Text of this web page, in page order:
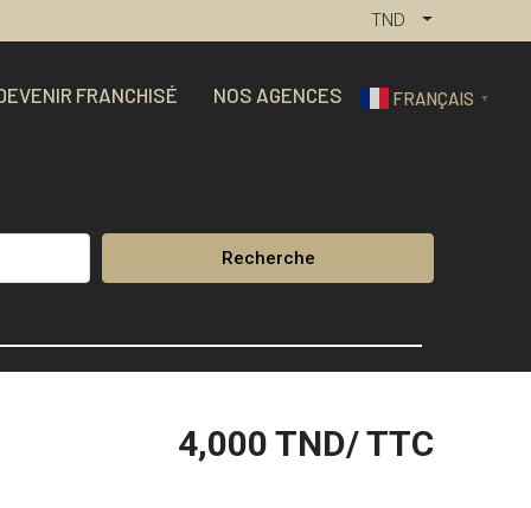
TND
FRANCHISÉ NOS AGENCES FRANÇAIS ▼
Recherche
4,000 TND/ TTC